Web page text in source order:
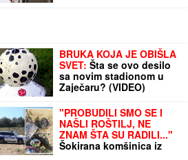
BRUKA KOJA JE OBIŠLA
SVET: Šta se ovo desilo
sa novim stadionom u
Zaječaru? (VIDEO)
"PROBUDILI SMO SE I
NAŠLI ROŠTILJ, NE
ZNAM ŠTA SU RADILI..."
Šokirana komšinica iz